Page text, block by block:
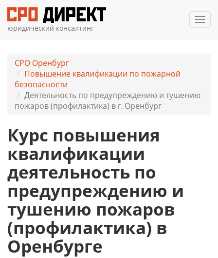
юридический консалтинг
СРО Оренбург
Повышение квалификации по пожарной
безопасности
Деятельность по предупреждению и тушению
пожаров (профилактика) в г. Оренбург
Курс повышения
квалификации
деятельность по
предупреждению и
тушению пожаров
(профилактика) в
Оренбурге